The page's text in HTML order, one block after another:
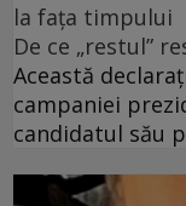
la fața timpului
De ce „restul”
Această
campaniei
candidatul său